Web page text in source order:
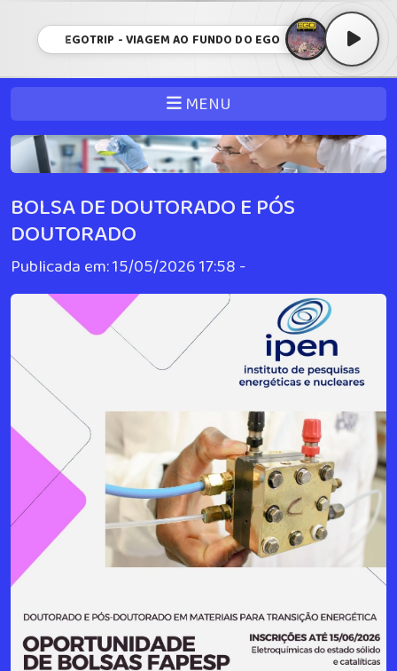
EGOTRIP - VIAGEM AO FUNDO DO EGO
MENU
BOLSA DE DOUTORADO E PÓS
DOUTORADO
Publicada em: 15/05/2026 17:58 -